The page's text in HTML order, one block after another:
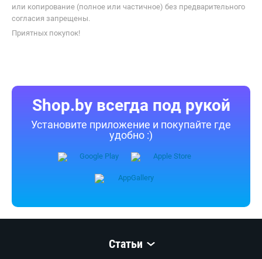
или копирование (полное или частичное) без предварительного
согласия запрещены.
Приятных покупок!
Shop.by всегда под рукой
Установите приложение и покупайте где
удобно :)
Статьи